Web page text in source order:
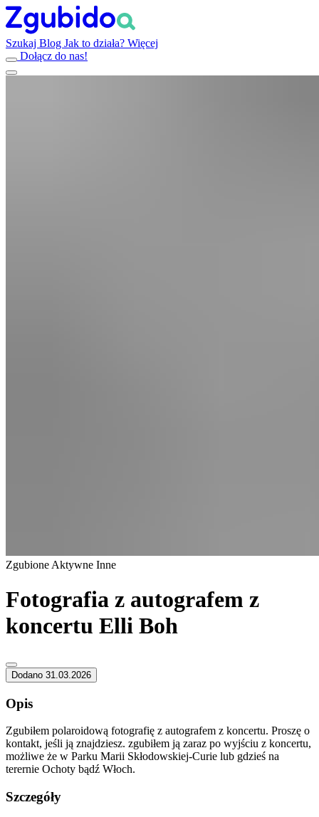
Szukaj Blog Jak to działa? Więcej
Dołącz do nas!
Zgubione Aktywne Inne
Fotografia z autografem z
koncertu Elli Boh
Dodano 31.03.2026
Opis
Zgubiłem polaroidową fotografię z autografem z koncertu. Proszę o
kontakt, jeśli ją znajdziesz. zgubiłem ją zaraz po wyjściu z koncertu,
możliwe że w Parku Marii Skłodowskiej-Curie lub gdzieś na
terernie Ochoty bądź Włoch.
Szczegóły